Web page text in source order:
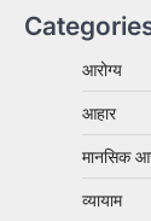
आरोग्य
आहार
मानसिक
व्यायाम